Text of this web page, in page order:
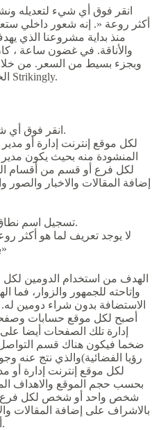
انقر فوق أي شيء لتعديله
أكثر روعة «. إنه شعور داخلي
والأناقة. في غضون ساعة ،
وبجزء بسيط من السعر. من
الخدمة و سياسة الخصوصية الخاصة بـ Strikingly.
انقر فوق أي شيء لتعديله ونشره على الفور.
لكل موقع إنترنت إدارة أو
المنشودة منه بحيث يكون
لكل فرع أو قسم من أقسام
إضافة المقالات والاخبار والصور
تسجيل اسم نطاق جديد أو استخدام واحد تملكه.
لا يوجد تعريف لما هو أكثر
بمجرد استخدامك لهذه المنصة»
الهدف من استخدام الدومين
وإتاحته للجمهور والزوار،
الاستضافة بدون شراء دومين
أصبح لكل موقع حسابات
إدارة تلك الصفحات أيضا
ضخما فيكون هناك قسم التواصل
رؤيا الفضائية)والذي نتج
بحسب حجم الموقع والاهداف
شخص واحد أو شخص لكل فرع
بالاشراف على إضافة المقالات
أي تغذية راجعة من متصفحي الموقع.